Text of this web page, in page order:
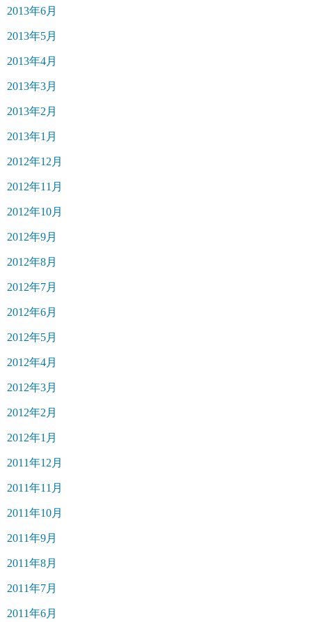
2013年6月
2013年5月
2013年4月
2013年3月
2013年2月
2013年1月
2012年12月
2012年11月
2012年10月
2012年9月
2012年8月
2012年7月
2012年6月
2012年5月
2012年4月
2012年3月
2012年2月
2012年1月
2011年12月
2011年11月
2011年10月
2011年9月
2011年8月
2011年7月
2011年6月